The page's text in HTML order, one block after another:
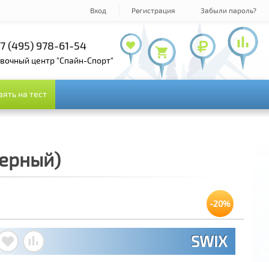
Вход Регистрация Забыли пароль?
+7 (495) 143-73-73
+7 (800) 100-19-72
(495) 978-61-54
центр "Спайн-Спорт"
на тест
на тест
-20%
SWIX